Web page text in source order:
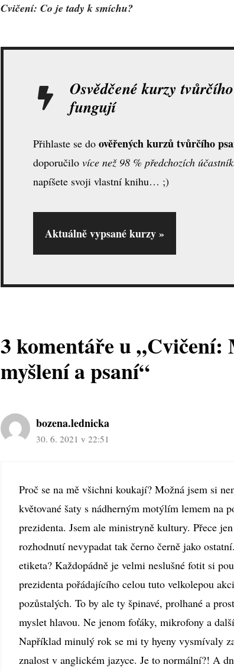
Cvičení: Co je tady k smíchu?
Osvědčené kurzy
fungují
Přihlaste se do ověřených kurzů tvůrčího
doporučilo více než 98 % předchozích
napíšete svoji vlastní knihu… ;)
Aktuálně vypsané kurzy »
3 komentáře u „Cvičení:
myšlení a psaní“
bozena.lednicka
30. 6. 2021 v 22:51
Proč se na mě všichni koukají? Možná jsem si
květované šaty s nádherným motýlím lemem na
prezidenta. Jsem ale ministryně kultury. Přece
rozhodnutí nevypadat tak černo černě jako
etiketa? Každopádně je velmi neslušné fotit si
prezidenta pořádajícího celou tuto velkolepou
pozůstalých. To by ale ty špinavé, prolhané a
myslet hlavou. Ne jenom foťáky, mikrofony a
Například minulý rok se mi ty hyeny vysmívaly
znalost v anglickém jazyce. Je to normální?! A